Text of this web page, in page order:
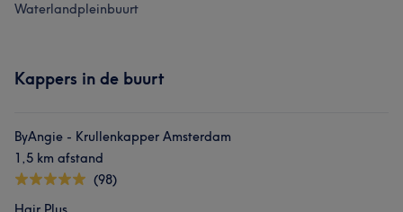
Waterlandpleinbuurt
Kappers in de buurt
ByAngie - Krullenkapper Amsterdam
1,5 km afstand
(98)